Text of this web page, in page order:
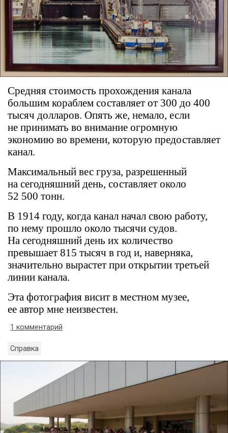
Средняя стоимость прохождения канала
большим кораблем составляет от 300 до 400
тысяч долларов. Опять же, немало, если
не принимать во внимание огромную
экономию во времени, которую предоставляет
канал.
Максимальный вес груза, разрешенный
на сегодняшний день, составляет около
52 500 тонн.
В 1914 году, когда канал начал свою работу,
по нему прошло около тысячи судов.
На сегодняшний день их количество
превышает 815 тысяч в год и, наверняка,
значительно вырастет при открытии третьей
линии канала.
Эта фотография висит в местном музее,
ее автор мне неизвестен.
1 комментарий
Справка